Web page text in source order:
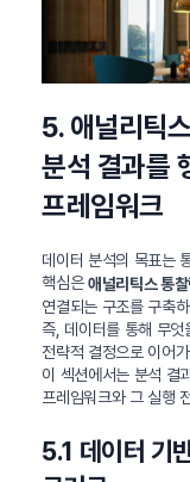
5. 애널리틱
분석 결과를
프레임워크
데이터 분석의 목표는
핵심은애널리틱스 통
연결되는 구조를 구축
즉, 데이터를 통해 무엇
전략적 결정으로 이어
이 섹션에서는 분석 결
프레임워크와 그 실행
5.1 데이터 기